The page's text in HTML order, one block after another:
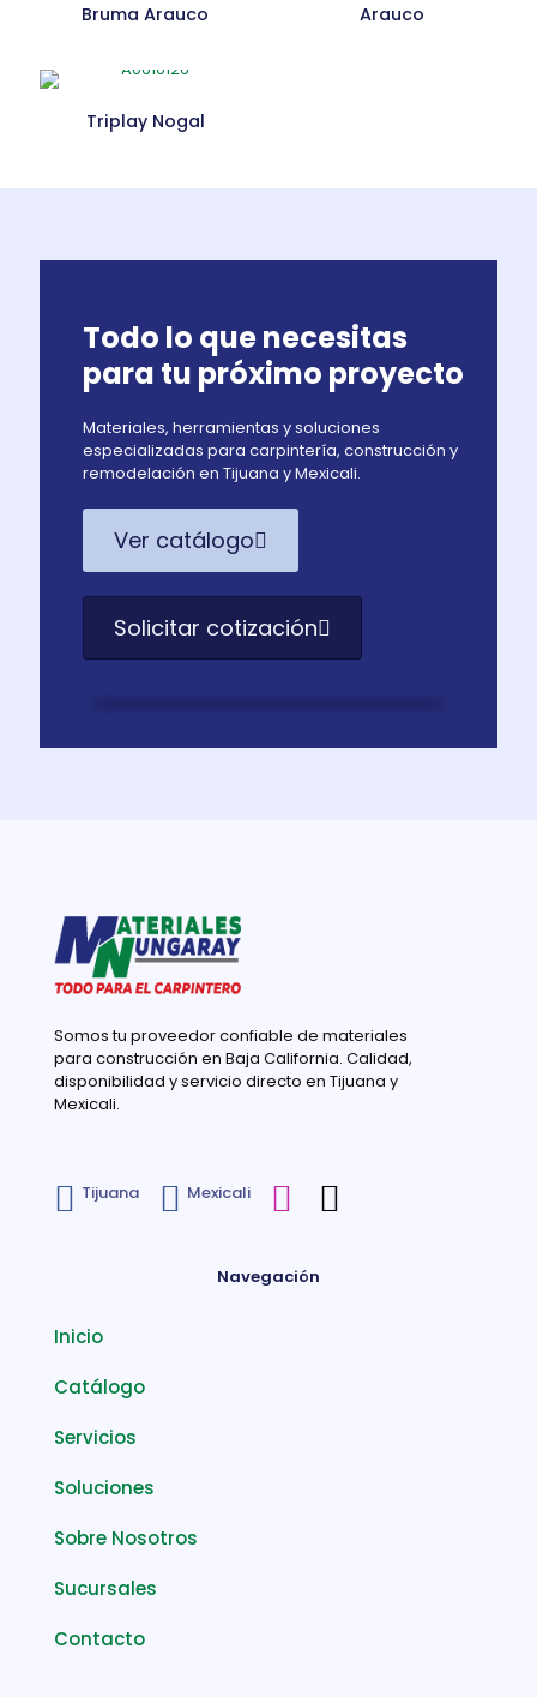
Bruma Arauco
Arauco
Triplay Nogal
Todo lo que necesitas
para tu próximo proyecto
Materiales, herramientas y soluciones
especializadas para carpintería, construcción y
remodelación en Tijuana y Mexicali.
Ver catálogo
Solicitar cotización
Somos tu proveedor confiable de materiales
para construcción en Baja California. Calidad,
disponibilidad y servicio directo en Tijuana y
Mexicali.
Tijuana Mexicali
Navegación
Inicio
Catálogo
Servicios
Soluciones
Sobre Nosotros
Sucursales
Contacto